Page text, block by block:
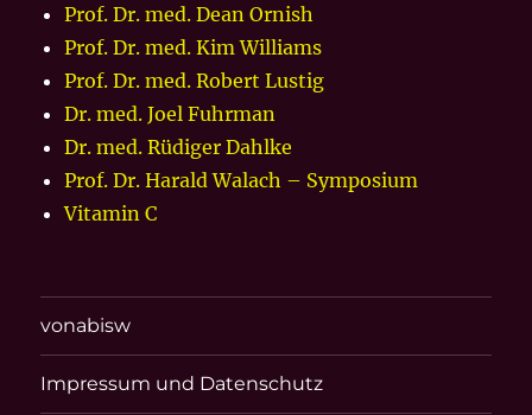
Prof. Dr. med. Dean Ornish
Prof. Dr. med. Kim Williams
Prof. Dr. med. Robert Lustig
Dr. med. Joel Fuhrman
Dr. med. Rüdiger Dahlke
Prof. Dr. Harald Walach – Symposium
Vitamin C
vonabisw
Impressum und Datenschutz